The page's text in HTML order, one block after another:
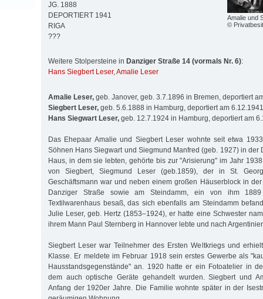
Amalie und
©
JG. 1888
DEPORTIERT 1941
RIGA
???
Weitere Stolpersteine in Danziger Straße 14 (vormals Nr. 6):
Hans Siegbert Leser,Amalie Leser
Amalie Leser, geb. Janover, geb. 3.7.1896 in Bremen, deportiert
Siegbert Leser, geb. 5.6.1888 in Hamburg, deportiert am
Hans Siegwart Leser, geb. 12.7.1924 in Hamburg, deportiert am
Das Ehepaar Amalie und Siegbert Leser wohnte seit etwa
Söhnen Hans Siegwart und Siegmund Manfred (geb. 1927) in der
Haus, in dem sie lebten, gehörte bis zur "Arisierung" im Jahr
von Siegbert, Siegmund Leser (geb.1859), der in St.
Geschäftsmann war und neben einem großen Häuserblock in
Danziger Straße sowie am Steindamm, ein von ihm 1889
Textilwarenhaus besaß, das sich ebenfalls am Steindamm
Julie Leser, geb. Hertz (1853–1924), er hatte eine Schwester
ihrem Mann Paul Sternberg in Hannover lebte und nach
Siegbert Leser war Teilnehmer des Ersten Weltkriegs und
Klasse. Er meldete im Februar 1918 sein erstes Gewerbe als
Hausstandsgegenstände" an. 1920 hatte er ein Fotoatelier in
dem auch optische Geräte gehandelt wurden. Siegbert und
Anfang der 1920er Jahre. Die Familie wohnte später in der